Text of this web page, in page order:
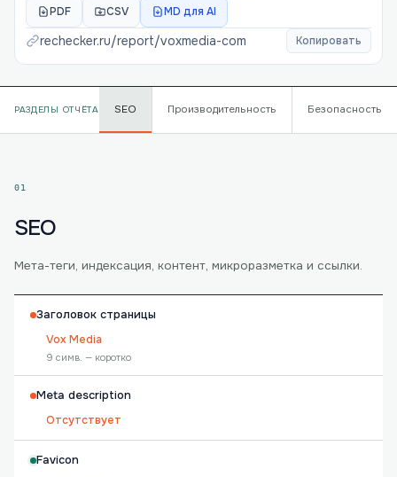
PDF
CSV MD для AI
rechecker.ru/report/voxmedia-com Копировать
РАЗДЕЛЫ ОТЧЁТА SEO Производительность Безопасность
01
SEO
Мета-теги, индексация, контент, микроразметка и ссылки.
Заголовок страницы
Vox Media
9 симв. — коротко
Meta description
Отсутствует
Favicon